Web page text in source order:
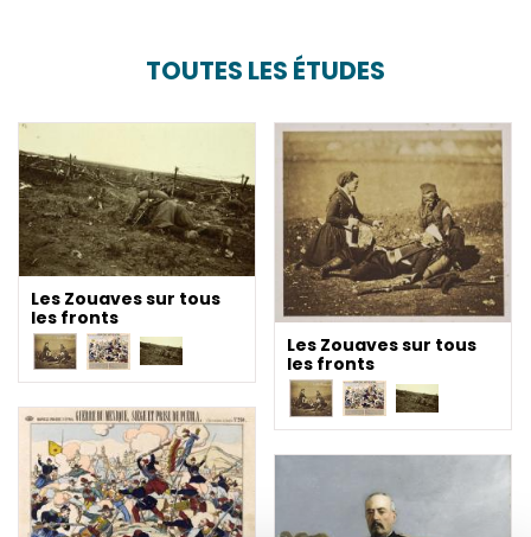
TOUTES LES ÉTUDES
Les Zouaves sur tous
les fronts
Les Zouaves sur tous
les fronts